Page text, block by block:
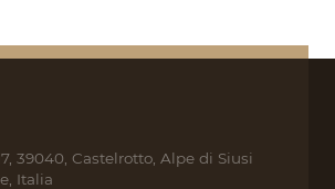
39040, Castelrotto, Alpe di Siusi
Italia